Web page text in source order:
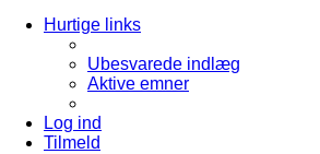
Hurtige links
Ubesvarede indlæg
Aktive emner
Log ind
Tilmeld